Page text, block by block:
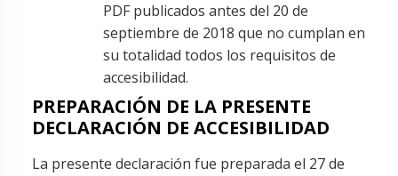
PDF publicados antes del 20 de
septiembre de 2018 que no cumplan en
su totalidad todos los requisitos de
accesibilidad.
PREPARACIÓN DE LA PRESENTE
DECLARACIÓN DE ACCESIBILIDAD
La presente declaración fue preparada el 27 de